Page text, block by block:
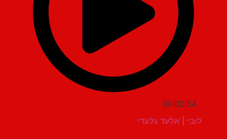
00:02:54
לובי | אלעד גלעדי